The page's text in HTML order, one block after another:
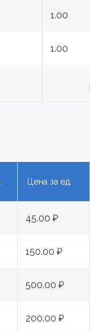
1.00
1.00
Цена за ед.
45.00 ₽
150.00 ₽
500.00 ₽
200.00 ₽